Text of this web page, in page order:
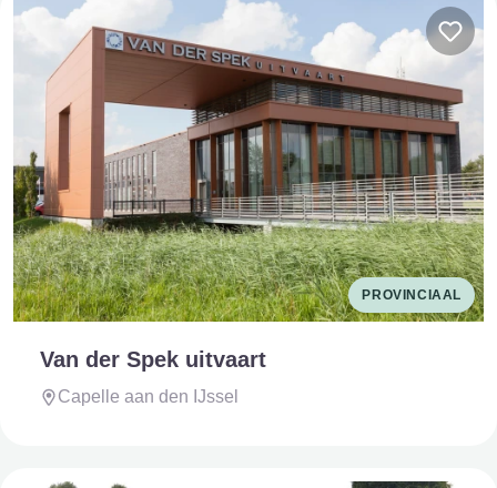
PROVINCIAAL
Van der Spek uitvaart
Capelle aan den IJssel